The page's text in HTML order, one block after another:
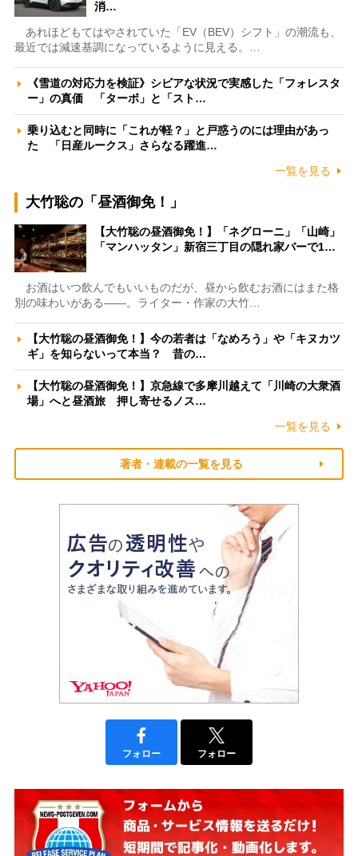
消…
あれほどもてはやされていた「EV（BEV）シフト」の潮流も、
最近では減速基調になっているように見える。…
《雪道の対応力を検証》シビアな状況で実感した「フォレスタ
ー」の真価 「ターボ」と「スト…
乗り込むと同時に「これが軽？」と戸惑うのには理由があっ
た 「日産ルークス」さらなる躍進…
一覧を見る
大竹聡の「昼酒御免！」
【大竹聡の昼酒御免！】「ネグローニ」「山崎」
「マンハッタン」新宿三丁目の隠れ家バーで1…
お酒はいつ飲んでもいいものだが、昼から飲むお酒にはまた格
別の味わいがある――。ライター・作家の大竹…
【大竹聡の昼酒御免！】今の若者は「なめろう」や「キヌカツ
ギ」を知らないって本当？ 昔の…
【大竹聡の昼酒御免！】京急線で多摩川越えて「川崎の大衆酒
場」へと昼酒旅 押し寄せるノス…
一覧を見る
著者・連載の一覧を見る
フォロー フォロー